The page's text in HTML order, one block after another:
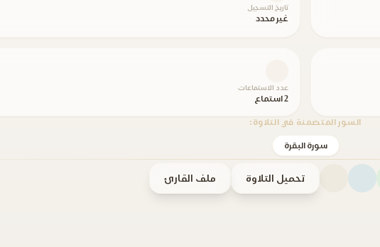
تاريخ التسجيل
غير محدد
عدد الاستماعات
2 استماع
السور المتضمنة في التلاوة:
سورة البقرة
تحميل التلاوة ملف القارئ